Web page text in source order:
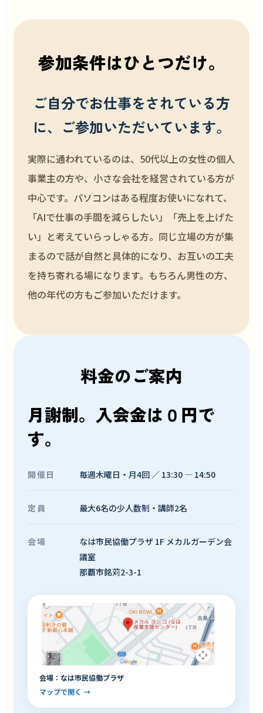
参加条件はひとつだけ。
ご自分でお仕事をされている方
に、ご参加いただいています。
実際に通われているのは、50代以上の女性の個人
事業主の方や、小さな会社を経営されている方が
中心です。パソコンはある程度お使いになれて、
「AIで仕事の手間を減らしたい」「売上を上げた
い」と考えていらっしゃる方。同じ立場の方が集
まるので話が自然と具体的になり、お互いの工夫
を持ち寄れる場になります。もちろん男性の方、
他の年代の方もご参加いただけます。
料金のご案内
月謝制。入会金は０円で
す。
開催日 毎週木曜日・月4回 ／ 13:30 — 14:50
定員 最大6名の少人数制・講師2名
会場
なは市民協働プラザ 1F メカルガーデン会
議室
那覇市銘苅2-3-1
会場：なは市民協働プラザ
マップで開く →